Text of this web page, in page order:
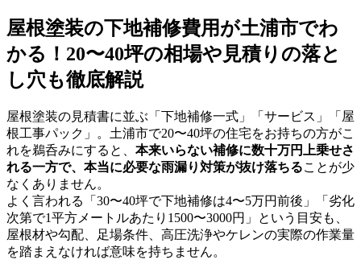
屋根塗装の下地補修費用が土浦市でわ
かる！20〜40坪の相場や見積りの落と
し穴も徹底解説
屋根塗装の見積書に並ぶ「下地補修一式」「サービス」「屋
根工事パック」。土浦市で20〜40坪の住宅をお持ちの方がこ
れを鵜呑みにすると、 本来いらない補修に数十万円上乗せさ
れる一方で、本当に必要な雨漏り対策が抜け落ちることが少
なくありません。
よく言われる「30〜40坪で下地補修は4〜5万円前後」「劣化
次第で1平方メートルあたり1500〜3000円」という目安も、
屋根材や勾配、足場条件、高圧洗浄やケレンの実際の作業量
を踏まえなければ意味を持ちません。